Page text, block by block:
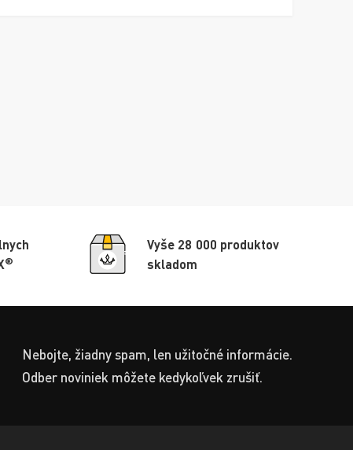
®
Vyše 28 000 produktov
skladom
Nebojte, žiadny spam, len užitočné informácie.
Odber noviniek môžete kedykoľvek zrušiť.